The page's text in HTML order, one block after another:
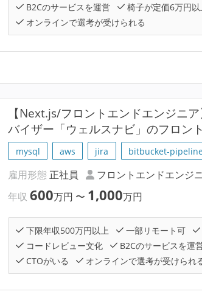
B2Cのサービスを運営
椅子が定価6万円以
オンラインで選考が受けられる
【Next.js/フロントエンドエンジニ
バイザー「ウェルスナビ」のフロン
mysql aws jira bitbucket-
雇用形態 正社員 フロントエンドエンジ
年収600万円 〜 1,000万円
下限年収500万円以上 一部リモート可
コードレビュー文化
B2Cのサービスを運
CTOがいる
オンラインで選考が受けられ